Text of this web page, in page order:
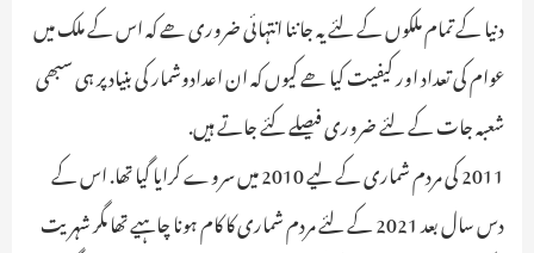
دنیا کے تمام ملکوں کے لئے یہ جاننا انتہائی ضروری ھے کہ اس کے ملک میں
عوام کی تعداد اور کیفیت کیا ھے کیوں کہ ان اعدادوشمار کی بنیاد پر ہی سبھی
شعبہ جات کے لئے ضروری فیصلے کئے جاتے ہیں.
2011 کی مردم شماری کے لیے 2010 میں سروے کرایا گیا تھا. اس کے
دس سال بعد 2021 کے لئے مردم شماری کا کام ہونا چاہیے تھا مگر شہریت